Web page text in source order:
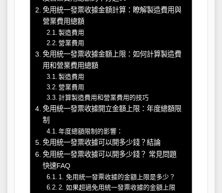
免用統一發票收據金額計算：瞭解製造費用與
營業費用總額
製造費用
營業費用
免用統一發票收據金額上限：如何計算製造費
用和營業費用總額
製造費用
營業費用
計算製造費用和營業費用的技巧
免用統一發票收據開立金額上限：年度總額限
制
年度總額限制的影響：
免用統一發票收據可以開多少錢？結論
免用統一發票收據可以開多少錢？ 常見問題
快速FAQ
1. 免用統一發票收據的金額上限是多少？
2. 如果超過免用統一發票收據的金額上限